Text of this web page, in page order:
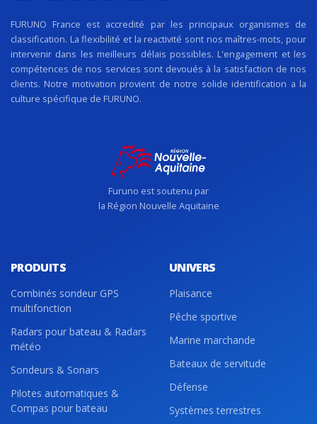
FURUNO France est accredité par les principaux organismes de
classification. La flexibilité et la reactivité sont nos maîtres-mots, pour
intervenir dans les meilleurs délais possibles. L'engagement et les
compétences de nos services sont devoués à la satisfaction de nos
clients. Notre motivation provient de notre solide identification a la
culture spécifique de FURUNO.
Furuno est soutenu par
la Région Nouvelle Aquitaine
PRODUITS
Combinés sondeur GPS
multifonction
Radars pour bateau & Radars
météo
Sondeurs & Sonars
Pilotes automatiques &
Compas pour bateau
UNIVERS
Plaisance
Pêche sportive
Marine marchande
Bateaux de servitude
Défense
Systèmes terrestres